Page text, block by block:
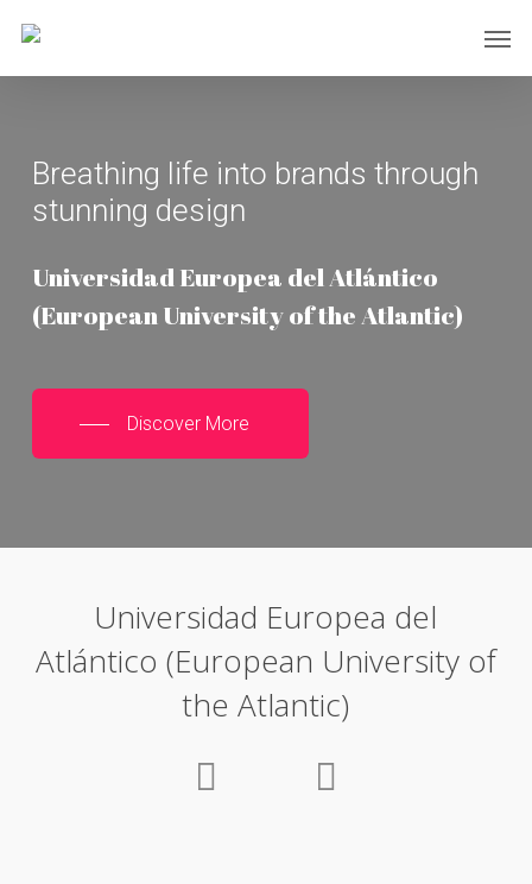
main
Breathing life into brands through
stunning design
Universidad Europea del Atlántico
(European University of the Atlantic)
Discover More
Universidad Europea del
Atlántico (European University of
the Atlantic)